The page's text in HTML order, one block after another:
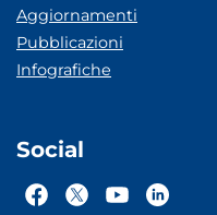
Aggiornamenti
Pubblicazioni
Infografiche
Social